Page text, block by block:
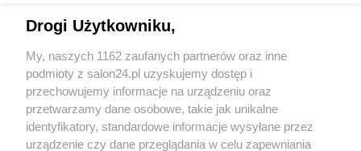
Sport
Społeczeństwo
Kultura
Drogi Użytkowniku,
My, naszych 1162 zaufanych partnerów oraz inne
podmioty z salon24.pl uzyskujemy dostęp i
przechowujemy informacje na urządzeniu oraz
przetwarzamy dane osobowe, takie jak unikalne
identyfikatory, standardowe informacje wysyłane przez
urządzenie czy dane przeglądania w celu zapewniania